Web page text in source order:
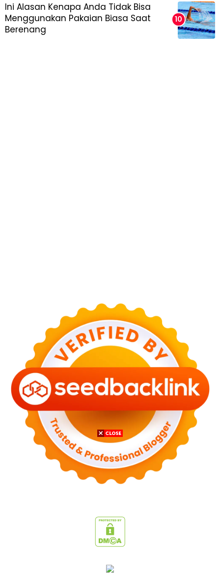
Ini Alasan Kenapa Anda Tidak Bisa
Menggunakan Pakaian Biasa Saat
Berenang